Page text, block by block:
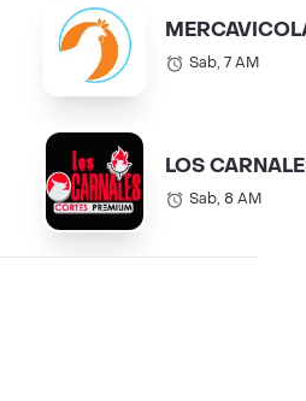
Sab, 7 AM
LOS
Sab, 8 AM